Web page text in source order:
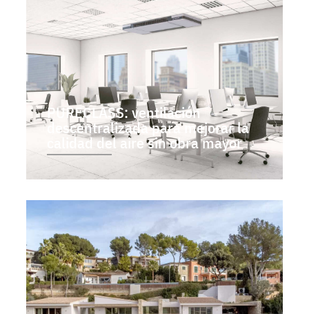
PURECLASS: ventilación
descentralizada para mejorar la
calidad del aire sin obra mayor